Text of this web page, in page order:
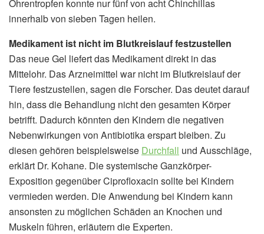
Ohrentropfen konnte nur fünf von acht Chinchillas
innerhalb von sieben Tagen heilen.
Medikament ist nicht im Blutkreislauf festzustellen
Das neue Gel liefert das Medikament direkt in das
Mittelohr. Das Arzneimittel war nicht im Blutkreislauf der
Tiere festzustellen, sagen die Forscher. Das deutet darauf
hin, dass die Behandlung nicht den gesamten Körper
betrifft. Dadurch könnten den Kindern die negativen
Nebenwirkungen von Antibiotika erspart bleiben. Zu
diesen gehören beispielsweise Durchfall und Ausschläge,
erklärt Dr. Kohane. Die systemische Ganzkörper-
Exposition gegenüber Ciprofloxacin sollte bei Kindern
vermieden werden. Die Anwendung bei Kindern kann
ansonsten zu möglichen Schäden an Knochen und
Muskeln führen, erläutern die Experten.